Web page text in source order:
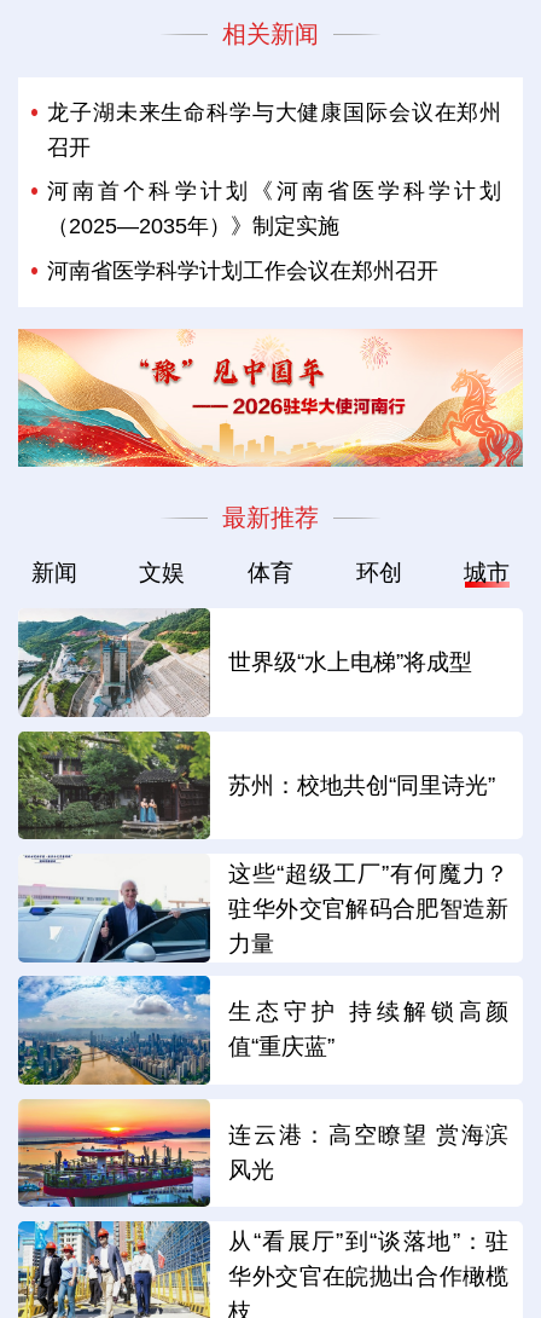
相关新闻
龙子湖未来生命科学与大健康国际会议在郑州
召开
河南首个科学计划《河南省医学科学计划
（2025—2035年）》制定实施
河南省医学科学计划工作会议在郑州召开
最新推荐
新闻 文娱 体育 环创 城市
世界级“水上电梯”将成型
苏州：校地共创“同里诗光”
这些“超级工厂”有何魔力？
驻华外交官解码合肥智造新
力量
生态守护 持续解锁高颜
值“重庆蓝”
连云港：高空瞭望 赏海滨
风光
从“看展厅”到“谈落地”：驻
华外交官在皖抛出合作橄榄
枝